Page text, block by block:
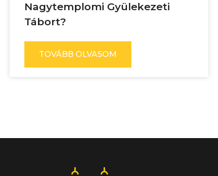
Nagytemplomi Gyülekezeti
Tábort?
TOVÁBB OLVASOM